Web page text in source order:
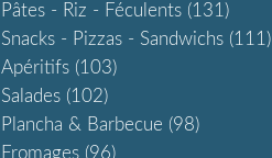
Pâtes - Riz - Féculents (131)
Snacks - Pizzas - Sandwichs (111)
Apéritifs (103)
Salades (102)
Plancha & Barbecue (98)
Fromages (96)